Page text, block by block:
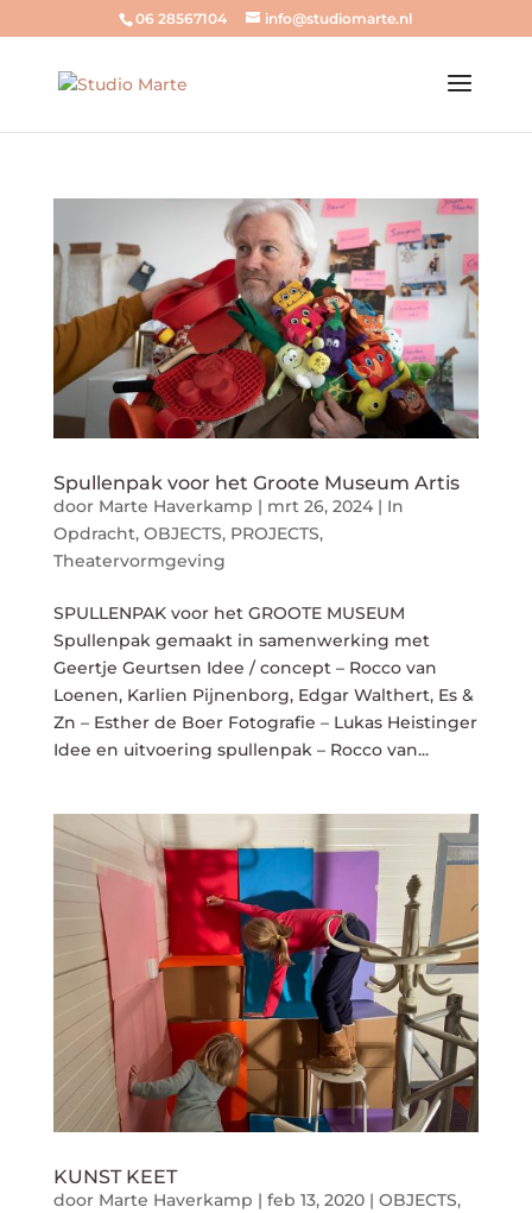
06 28567104 info@studiomarte.nl
Spullenpak voor het Groote Museum Artis
door Marte Haverkamp | mrt 26, 2024| In
Opdracht, OBJECTS, PROJECTS,
Theatervormgeving
SPULLENPAK voor het GROOTE MUSEUM
Spullenpak gemaakt in samenwerking met
Geertje Geurtsen Idee / concept – Rocco van
Loenen, Karlien Pijnenborg, Edgar Walthert, Es &
Zn – Esther de Boer Fotografie – Lukas Heistinger
Idee en uitvoering spullenpak – Rocco van...
KUNST KEET
door Marte Haverkamp | feb 13, 2020| OBJECTS,